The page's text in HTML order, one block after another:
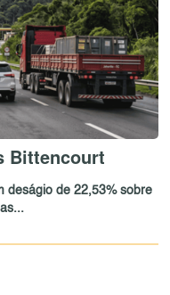
Bittencourt
deságio de 22,53% sobre